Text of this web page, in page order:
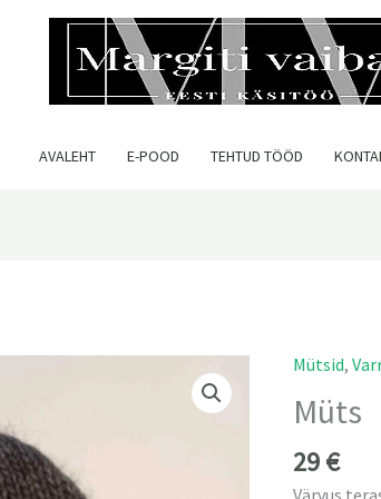
AVALEHT E-POOD TEHTUD TÖÖD
Mütsid,
Müts
29€